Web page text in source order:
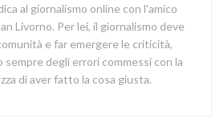
al giornalismo online con l'amico
Livorno. Per lei, il giornalismo deve
e far emergere le criticità,
sempre degli errori commessi con la
di aver fatto la cosa giusta.